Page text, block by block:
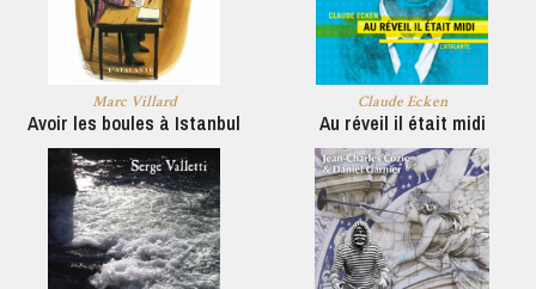
Marc Villard
Avoir les boules à Istanbul
Claude Ecken
Au réveil il était midi